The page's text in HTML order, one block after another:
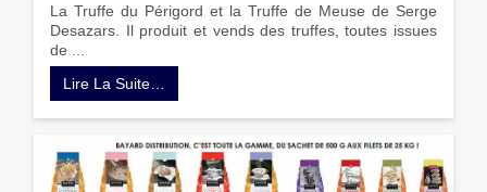
La Truffe du Périgord et la Truffe de Meuse de Serge
Desazars. Il produit et vends des truffes, toutes issues
de ...
Lire La Suite…